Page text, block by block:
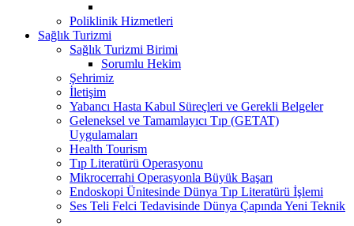
Poliklinik Hizmetleri
Sağlık Turizmi
Sağlık Turizmi Birimi
Sorumlu Hekim
Şehrimiz
İletişim
Yabancı Hasta Kabul Süreçleri ve Gerekli Belgeler
Geleneksel ve Tamamlayıcı Tıp (GETAT)
Uygulamaları
Health Tourism
Tıp Literatürü Operasyonu
Mikrocerrahi Operasyonla Büyük Başarı
Endoskopi Ünitesinde Dünya Tıp Literatürü İşlemi
Ses Teli Felci Tedavisinde Dünya Çapında Yeni Teknik